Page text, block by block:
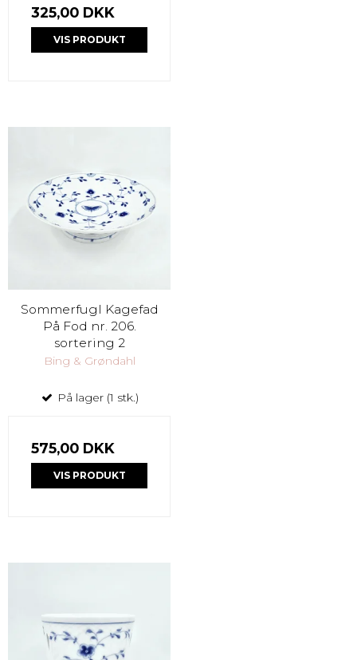
325,00 DKK
VIS PRODUKT
Sommerfugl Kagefad
På Fod nr. 206.
sortering 2
Bing & Grøndahl
På lager (1 stk.)
575,00 DKK
VIS PRODUKT